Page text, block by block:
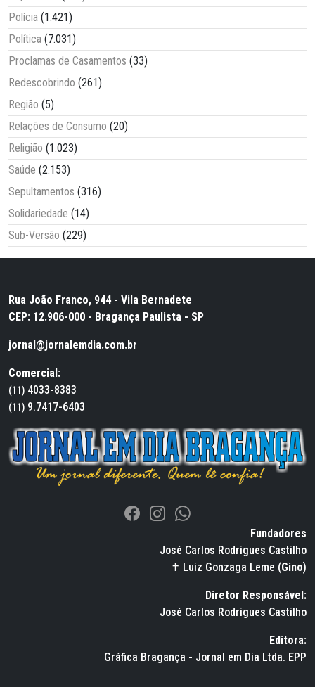
Polícia (1.421)
Política (7.031)
Proclamas de Casamentos (33)
Redescobrindo (261)
Região (5)
Relações de Consumo (20)
Religião (1.023)
Saúde (2.153)
Sepultamentos (316)
Solidariedade (14)
Sub-Versão (229)
Rua João Franco, 944 - Vila Bernadete
CEP: 12.906-000 - Bragança Paulista - SP
jornal@jornalemdia.com.br
Comercial:
(11) 4033-8383
(11) 9.7417-6403
Fundadores
José Carlos Rodrigues Castilho
✝ Luiz Gonzaga Leme (Gino)
Diretor Responsável:
José Carlos Rodrigues Castilho
Editora:
Gráfica Bragança - Jornal em Dia Ltda. EPP